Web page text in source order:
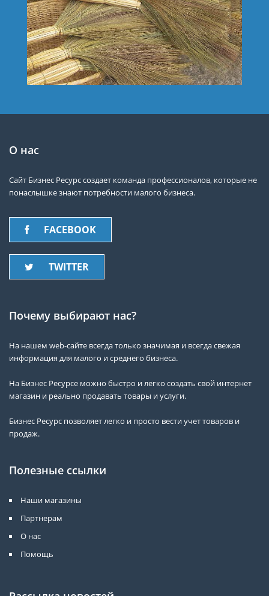
О нас
Сайт Бизнес Ресурс создает команда профессионалов, которые не
понаслышке знают потребности малого бизнеса.
FACEBOOK
TWITTER
Почему выбирают нас?
На нашем web-сайте всегда только значимая и всегда свежая
информация для малого и среднего бизнеса.
На Бизнес Ресурсе можно быстро и легко создать свой интернет
магазин и реально продавать товары и услуги.
Бизнес Ресурс позволяет легко и просто вести учет товаров и
продаж.
Полезные ссылки
Наши магазины
Партнерам
О нас
Помощь